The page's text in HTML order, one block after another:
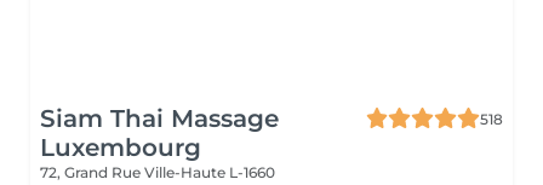
Siam Thai Massage
Luxembourg
518
72, Grand Rue Ville-Haute L-1660